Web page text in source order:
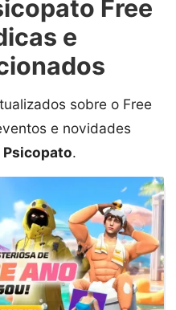
Free
e
sobre o Free
e novidades
.